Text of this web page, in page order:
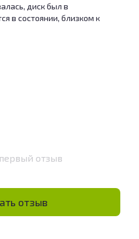
диск был в
в состоянии, близком к
отзыв
отзыв